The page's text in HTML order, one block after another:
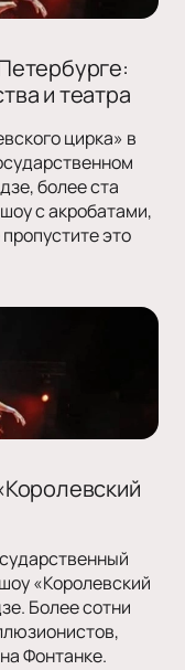
и театра
цирка» в
более ста
с акробатами,
это
«Королевский
Более сотни
Фонтанке.